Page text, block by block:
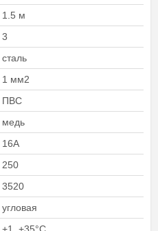
1.5 м
3
сталь
1 мм2
ПВС
медь
16А
250
3520
угловая